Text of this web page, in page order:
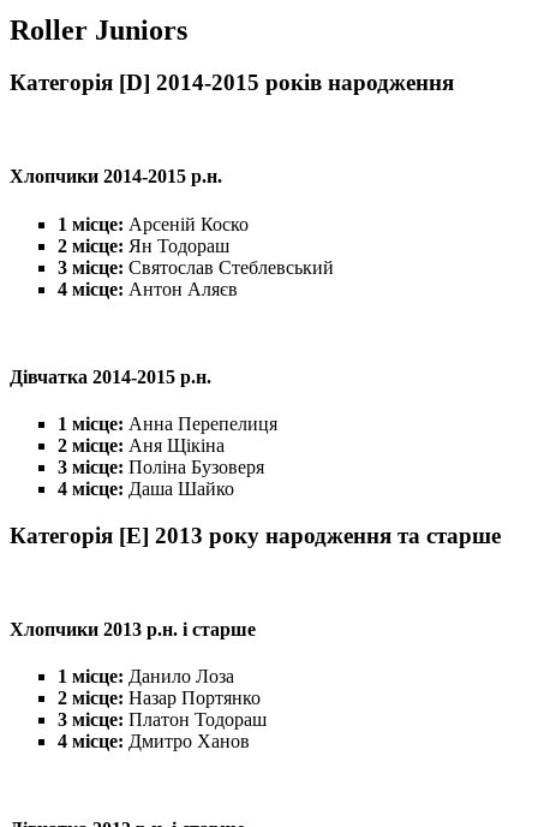
Roller Juniors
Категорія [D] 2014-2015 років народження
Хлопчики 2014-2015 р.н.
1 місце: Арсеній Коско
2 місце: Ян Тодораш
3 місце: Святослав Стеблевський
4 місце: Антон Аляєв
Дівчатка 2014-2015 р.н.
1 місце: Анна Перепелиця
2 місце: Аня Щікіна
3 місце: Поліна Бузоверя
4 місце: Даша Шайко
Категорія [E] 2013 року народження та старше
Хлопчики 2013 р.н. і старше
1 місце: Данило Лоза
2 місце: Назар Портянко
3 місце: Платон Тодораш
4 місце: Дмитро Ханов